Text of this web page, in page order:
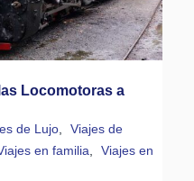
Locomotoras a
de Lujo,
Viajes de
en familia,
Viajes en